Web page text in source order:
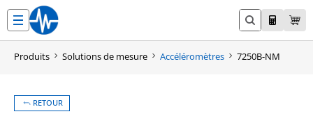
contenu
Produits Solutions de mesure Accéléromètres 7250B-NM
RETOUR